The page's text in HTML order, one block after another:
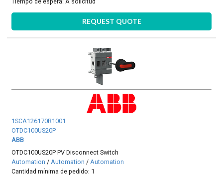
REQUEST QUOTE
1SCA126170R1001
OTDC100US20P
ABB
OTDC100US20P PV Disconnect Switch
Automation /Automation /Automation
Cantidad mínima de pedido: 1